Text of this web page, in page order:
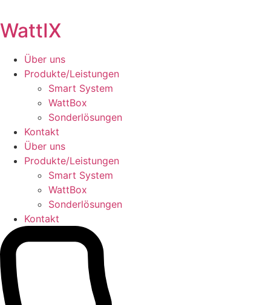
to
content
WattIX
Über uns
Produkte/Leistungen
Smart System
WattBox
Sonderlösungen
Kontakt
Über uns
Produkte/Leistungen
Smart System
WattBox
Sonderlösungen
Kontakt